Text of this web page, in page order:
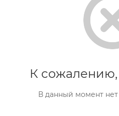
К сожалению,
В данный момент